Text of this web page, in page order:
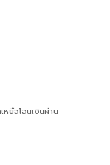
ยื่อโอนเงินผ่าน